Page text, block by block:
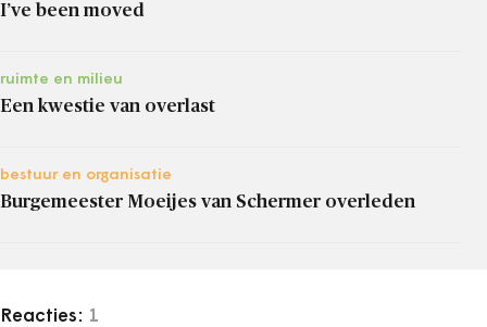
I’ve been moved
ruimte en milieu
Een kwestie van overlast
bestuur en organisatie
Burgemeester Moeijes van Schermer overleden
Reacties: 1